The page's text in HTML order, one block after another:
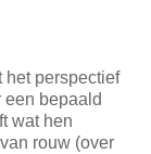
het perspectief
bepaald
wat hen
rouw (over